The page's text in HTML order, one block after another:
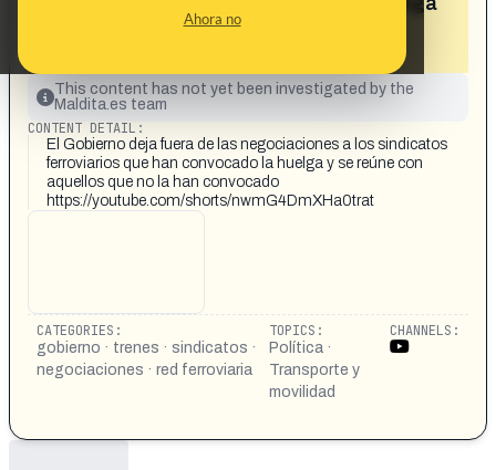
Ahora no
y se reúne con aquellos que no la han
This content has not yet been investigated by the
Maldita.es team
CONTENT DETAIL:
El Gobierno deja fuera de las negociaciones a los sindicatos
ferroviarios que han convocado la huelga y se reúne con
aquellos que no la han convocado
https://youtube.com/shorts/nwmG4DmXHa0trat
CATEGORIES:
gobierno · trenes · sindicatos ·
negociaciones · red ferroviaria
TOPICS:
Política ·
Transporte y
movilidad
CHANNELS: